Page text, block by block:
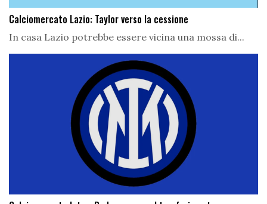
Calciomercato Lazio: Taylor verso la cessione
In casa Lazio potrebbe essere vicina una mossa di...